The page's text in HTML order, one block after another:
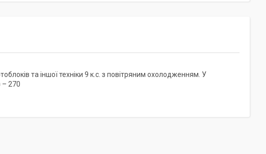
та іншої техніки 9 к.с. з повітряним охолодженням. У
– 270